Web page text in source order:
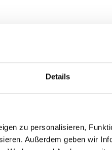
Details
zu personalisieren,
Außerdem geben wir